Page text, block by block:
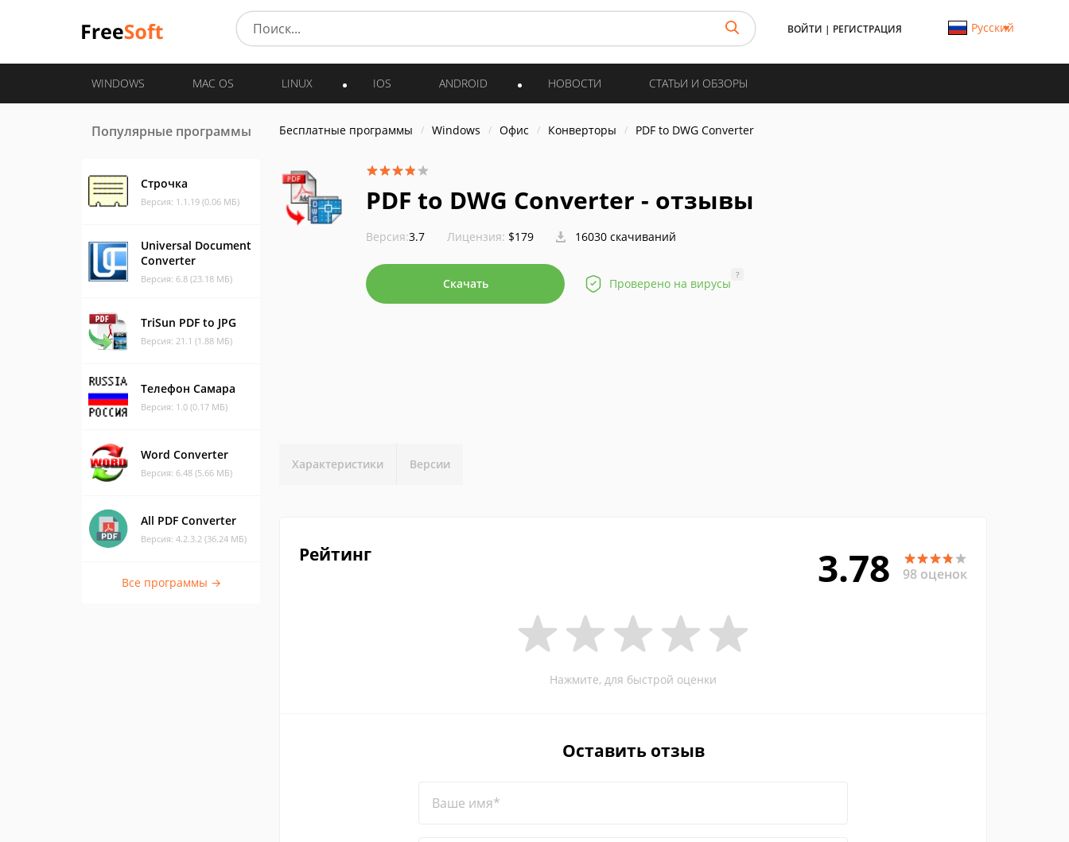
ВОЙТИ | РЕГИСТРАЦИЯ Русский
WINDOWS MAC OS LINUX IOS ANDROID НОВОСТИ СТАТЬИ И ОБЗОРЫ
Популярные программы
Строчка
Версия: 1.1.19 (0.06 МБ)
Universal Document
Converter
Версия: 6.8 (23.18 МБ)
TriSun PDF to JPG
Версия: 21.1 (1.88 МБ)
Телефон Самара
Версия: 1.0 (0.17 МБ)
Word Converter
Версия: 6.48 (5.66 МБ)
All PDF Converter
Версия: 4.2.3.2 (36.24 МБ)
Все программы →
Бесплатные программы Windows Офис Конверторы PDF to DWG Converter
PDF to DWG Converter - отзывы
Версия:3.7 Лицензия: $179 16030 скачиваний
Скачать Проверено на вирусы
?
Характеристики Версии
Рейтинг 3.78 98 оценок
Нажмите, для быстрой оценки
Оставить отзыв
Ваше имя*